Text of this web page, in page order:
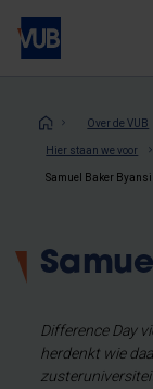
Overslaan
naar
inhoud
Over de VUB
Hier staan we voor
Samuel Baker Byansi
Difference Day
herdenkt wie